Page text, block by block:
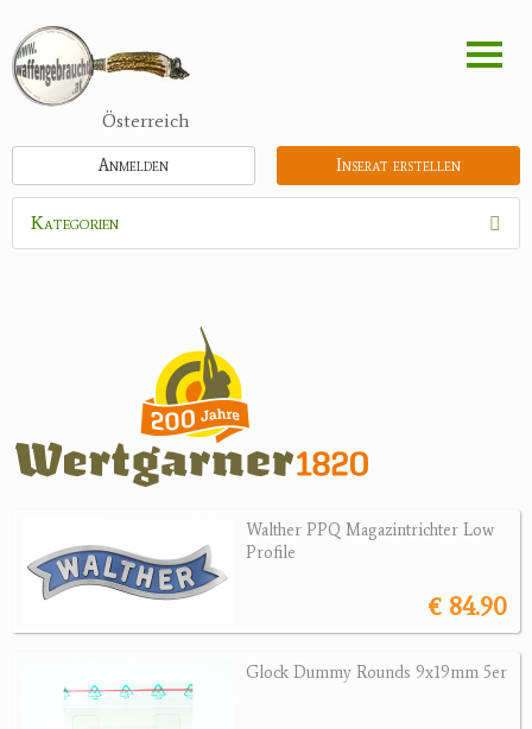
zum
Inhalt
Österreich
Inserat erstellen
Anmelden
Kategorien
Schrotmunition
Büchsenpatronen
Faustfeuerwaffen
Randfeuerwaffen
Optik
Bogensport
Zubehör
Walther PPQ Magazintrichter Low
Profile
€ 84.90
Glock Dummy Rounds 9x19mm 5er